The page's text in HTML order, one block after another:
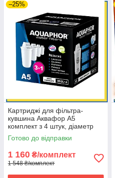
–25%
Картриджі для фільтра-
кувшина Аквафор А5
комплект з 4 штук, діаметр
картриджа 7 см. (Естонія)
Готово до відправки
1 160 ₴/комплект
1 548 ₴/комплект